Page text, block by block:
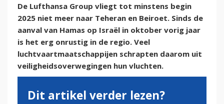
De Lufthansa Group vliegt tot minstens begin
2025 niet meer naar Teheran en Beiroet. Sinds de
aanval van Hamas op Israël in oktober vorig jaar
is het erg onrustig in de regio. Veel
luchtvaartmaatschappijen schrapten daarom uit
veiligheidsoverwegingen hun vluchten.
Dit artikel verder lezen?